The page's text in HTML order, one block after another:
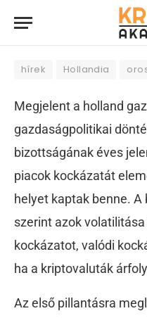
2
hírek Hollandia
Megjelent a holland
gazdaságpolitikai
bizottságának éves
piacok kockázatát
helyet kaptak benne.
szerint azok
kockázatot, valódi
ha a kriptovaluták
Az első pillantásra